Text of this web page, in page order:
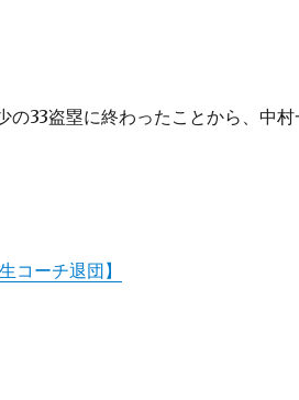
の33盗塁に終わったことから、中
コーチ退団】